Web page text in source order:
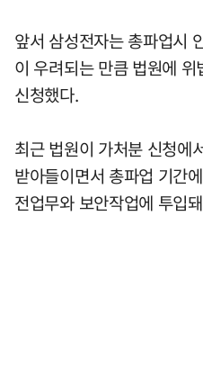
앞서 삼성전자는 총파업시
이 우려되는 만큼 법원에
신청했다.
최근 법원이 가처분 신청에
받아들이면서 총파업 기간
전업무와 보안작업에 투입